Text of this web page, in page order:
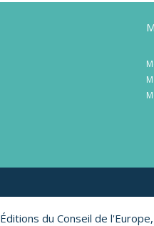
Éditions du Conseil de l'Europe,